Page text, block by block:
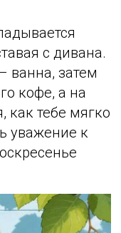
с дивана.
ванна, затем
кофе, а на
как тебе мягко
уважение к